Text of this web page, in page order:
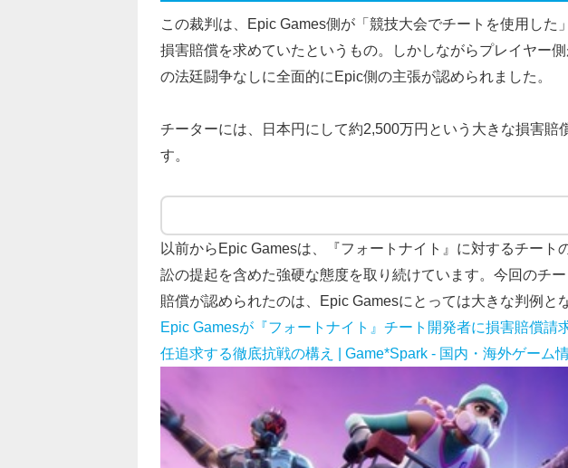
この裁判は、Epic Games側が「競技大会でチートを使用した
損害賠償を求めていたというもの。しかしながらプレイヤー
の法廷闘争なしに全面的にEpic側の主張が認められました。
チーターには、日本円にして約2,500万円という大きな損害賠
す。
以前からEpic Gamesは、『フォートナイト』に対するチート
訟の提起を含めた強硬な態度を取り続けています。今回のチ
賠償が認められたのは、Epic Gamesにとっては大きな判例と
Epic Gamesが『フォートナイト』チート開発者に損害賠償
任追求する徹底抗戦の構え | Game*Spark - 国内・海外ゲーム